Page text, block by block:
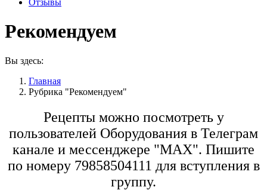
Отзывы
Рекомендуем
Вы здесь:
Главная
Рубрика "Рекомендуем"
Рецепты можно посмотреть у
пользователей Оборудования в Телеграм
канале и мессенджере "МАХ". Пишите
по номеру 79858504111 для вступления в
группу.